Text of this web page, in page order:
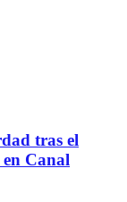
tras el
Canal